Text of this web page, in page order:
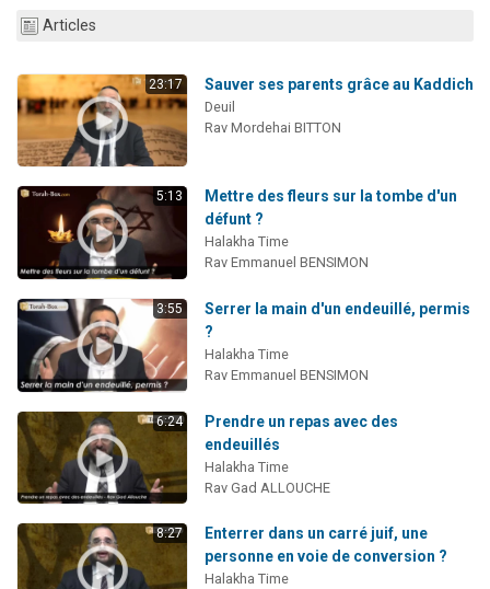
Ariel vient de donner son Maasser
Nathaniel vient de donner son Maasser
Articles
23:17 Sauver ses parents grâce au Kaddich
Deuil
Rav Mordehai BITTON
5:13
Mettre des fleurs sur la tombe d'un
défunt ?
Halakha Time
Rav Emmanuel BENSIMON
3:55
Serrer la main d'un endeuillé, permis
?
Halakha Time
Rav Emmanuel BENSIMON
6:24
Prendre un repas avec des
endeuillés
Halakha Time
Rav Gad ALLOUCHE
8:27
Enterrer dans un carré juif, une
personne en voie de conversion ?
Halakha Time